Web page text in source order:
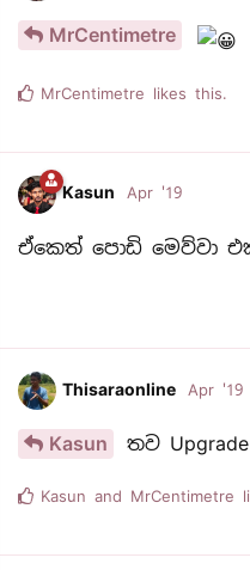
MrCentimetre
MrCentimetre likes this.
Kasun Apr '19
ඒකෙත් පොඩි මෙව්වා
Thisaraonline Apr '19
Kasun තව
Kasun and MrCentimetre